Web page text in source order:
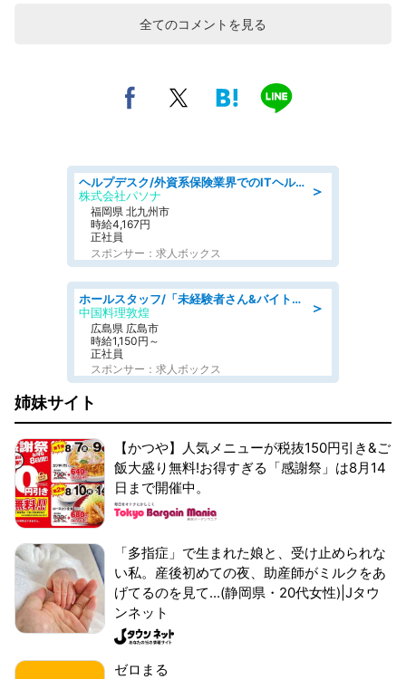
全てのコメントを見る
＞
ヘルプデスク/外資系保険業界でのITヘルプデスク業務/駅近/即日勤務可/ヘルプデスク
株式会社パソナ
福岡県 北九州市
時給4,167円
正社員
スポンサー：求人ボックス
＞
ホールスタッフ/「未経験者さん&バイトデビューも大歓迎」残業ほぼなし×1日3時間〜勤務OK!フォロー体制も充実/広島県/広島市南区
中国料理敦煌
広島県 広島市
時給1,150円～
正社員
スポンサー：求人ボックス
姉妹サイト
【かつや】人気メニューが税抜150円引き&ご
飯大盛り無料!お得すぎる「感謝祭」は8月14
日まで開催中。
「多指症」で生まれた娘と、受け止められな
い私。産後初めての夜、助産師がミルクをあ
げてるのを見て...(静岡県・20代女性)|Jタウ
ンネット
ゼロまる